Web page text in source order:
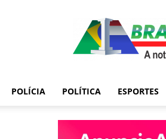
POLÍCIA POLÍTICA ESPORTES